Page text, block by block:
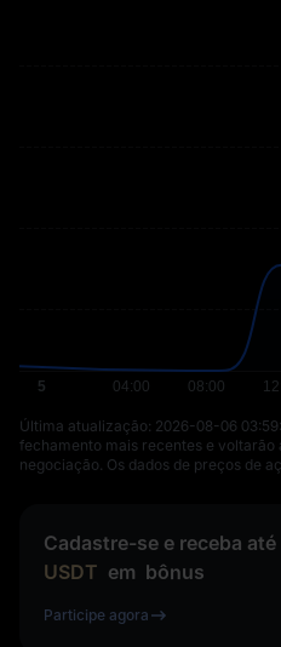
Última atualização: ⁦2026-08-06
fechamento mais recentes e voltarão
negociação. Os dados de preços de
Cadastre-se e receba até
USDT em bônus
Participe agora